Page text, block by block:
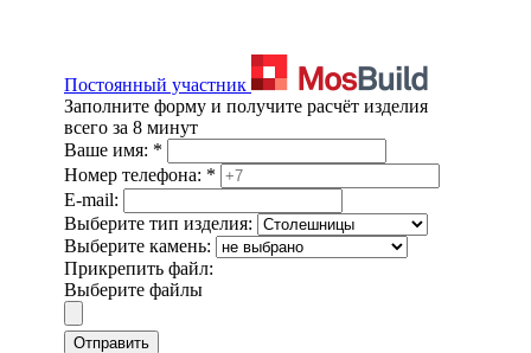
Постоянный участник
Заполните форму и получите расчёт изделия
всего за 8 минут
Ваше имя: *
Номер телефона: *
E-mail:
Выберите тип изделия:
Выберите камень:
Прикрепить файл:
Выберите файлы
Отправить